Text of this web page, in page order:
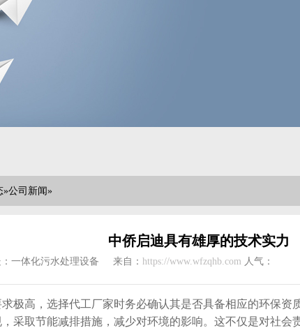
»公司新闻»
中侨启迪具有雄厚的技术实力
一体化污水处理设备 来自： https://www.wfzqhb.com 人气：
极高，选择代工厂家时务必确认其是否具备相应的环保资
采取节能减排措施，减少对环境的影响。这不仅是对社会